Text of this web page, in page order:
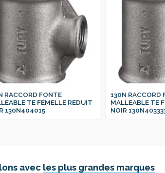
RACCORD FONTE
TE FEMELLE REDUIT
130N404015
130N RACCORD
MALLEABLE TE
NOIR
avec les plus grandes marques